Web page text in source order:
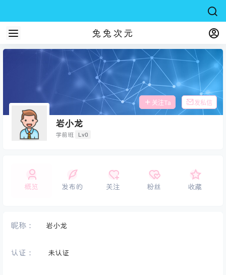
兔兔次元
岩小龙
学前班 Lv0
关注Ta 发私信
概览 发布的 关注 粉丝 收藏
昵称： 岩小龙
认证： 未认证